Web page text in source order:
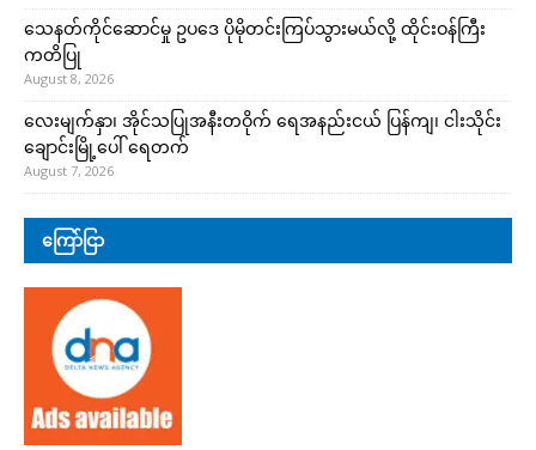
သေနတ်ကိုင်ဆောင်မှု ဥပဒေ ပိုမိုတင်းကြပ်သွားမယ်လို့ ထိုင်းဝန်ကြီး
ကတိပြု
August 8, 2026
လေးမျက်နှာ၊ အိုင်သပြုအနီးတဝိုက် ရေအနည်းငယ် ပြန်ကျ၊ ငါးသိုင်း
ချောင်းမြို့ပေါ် ရေတက်
August 7, 2026
ကြော်ငြာ